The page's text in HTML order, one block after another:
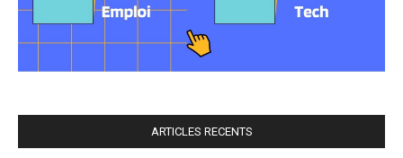
ARTICLES RECENTS